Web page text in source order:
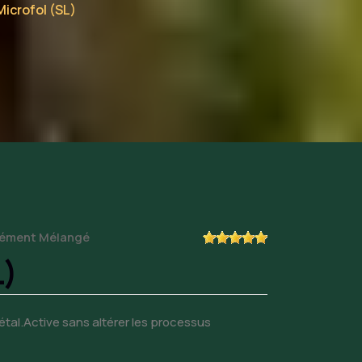
(SL)
Mélangé
sans altérer les processus